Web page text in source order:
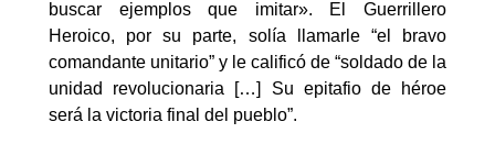
buscar ejemplos que imitar». El Guerrillero
Heroico, por su parte, solía llamarle “el bravo
comandante unitario” y le calificó de “soldado de la
unidad revolucionaria […] Su epitafio de héroe
será la victoria final del pueblo”.